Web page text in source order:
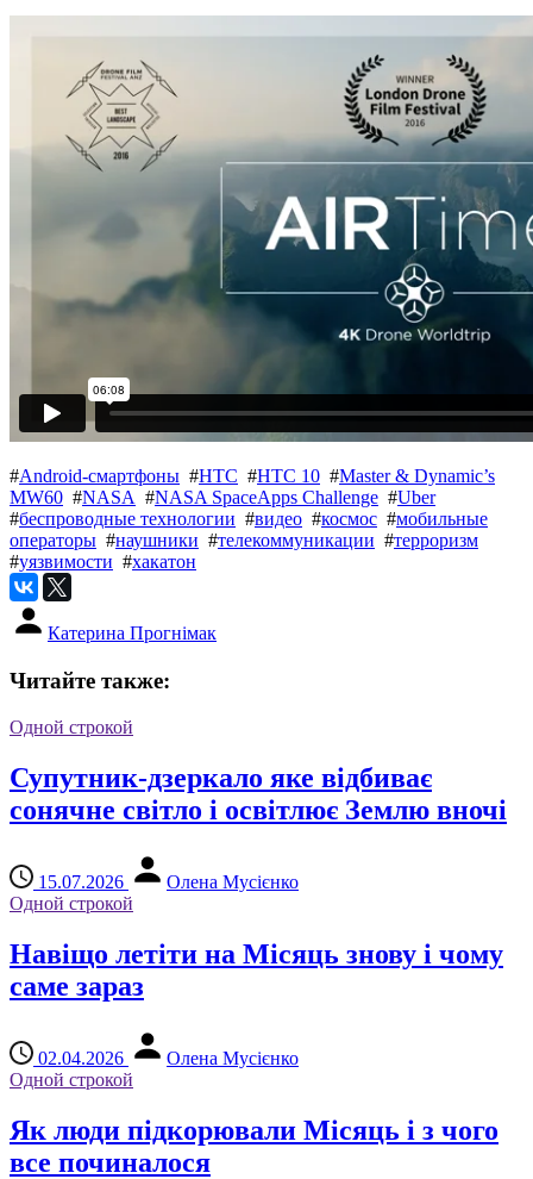
#Android-смартфоны #HTC #HTC 10 #Master & Dynamic’s
MW60 #NASA #NASA SpaceApps Challenge #Uber
#беспроводные технологии #видео #космос #мобильные
операторы #наушники #телекоммуникации #терроризм
#уязвимости #хакатон
Катерина Прогнімак
Читайте также:
Одной строкой
Супутник-дзеркало яке відбиває
сонячне світло і освітлює Землю вночі
15.07.2026
Олена Мусієнко
Одной строкой
Навіщо летіти на Місяць знову і чому
саме зараз
02.04.2026
Олена Мусієнко
Одной строкой
Як люди підкорювали Місяць і з чого
все починалося